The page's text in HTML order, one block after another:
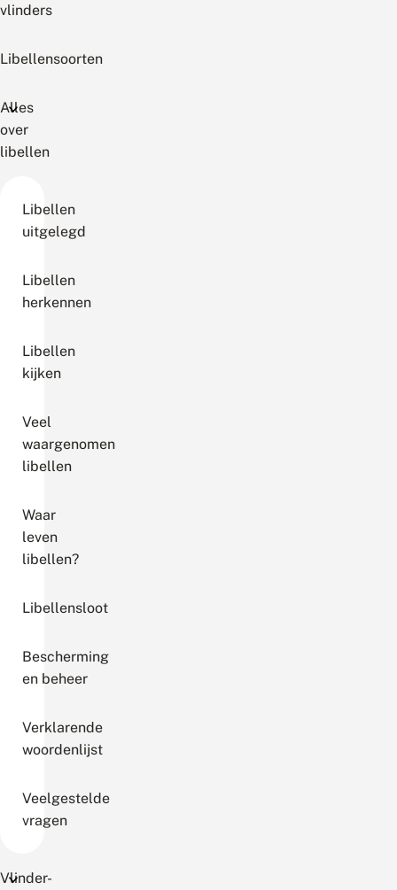
vlinders
Libellensoorten
Alles
over
libellen
Libellen
uitgelegd
Libellen
herkennen
Libellen
kijken
Veel
waargenomen
libellen
Waar
leven
libellen?
Libellensloot
Bescherming
en beheer
Verklarende
woordenlijst
Veelgestelde
vragen
Vlinder-